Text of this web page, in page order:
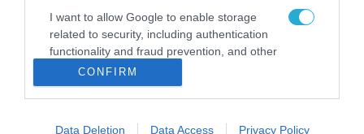
I want to allow Google to enable storage
related to security, including authentication
functionality and fraud prevention, and other
user protection.
CONFIRM
Data Deletion Data Access Privacy Policy
Σ. Καλαφάτης: «Η
Τεχνητή Νοημοσύνη
δεν είναι απλώς μια
νέα τεχνολογία, είναι
μια νέα βιομηχανική
31.07.2026
Νέος οδηγός του ΕΚΤ